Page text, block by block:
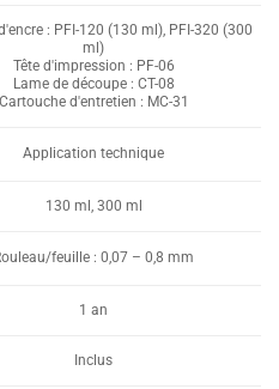
: PFI-120 (130 ml), PFI-320 (300
ml)
Tête d'impression : PF-06
Lame de découpe : CT-08
Cartouche d'entretien : MC-31
Application technique
130 ml, 300 ml
feuille : 0,07 – 0,8 mm
1 an
Inclus